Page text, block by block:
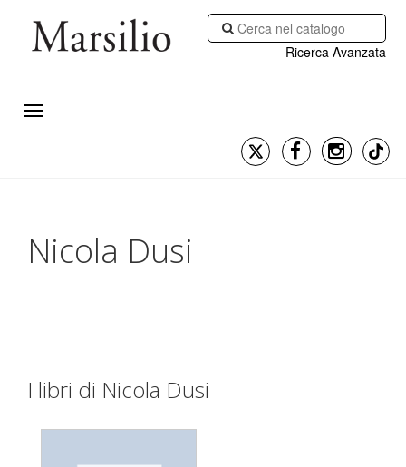
Ricerca Avanzata
Nicola Dusi
I libri di Nicola Dusi